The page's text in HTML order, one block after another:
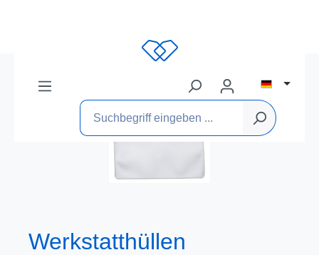
Werkstatthüllen